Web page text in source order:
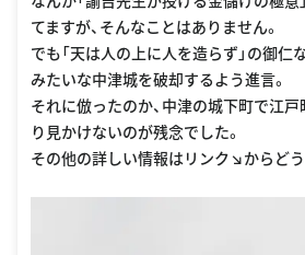
てますが、そんなことはありません。
でも「天は人の上に人を造らず」の御仁
みたいな中津城を破却するよう進言。
それに倣ったのか、中津の城下町で江
り見かけないのが残念でした。
その他の詳しい情報はリンク↘︎からどう